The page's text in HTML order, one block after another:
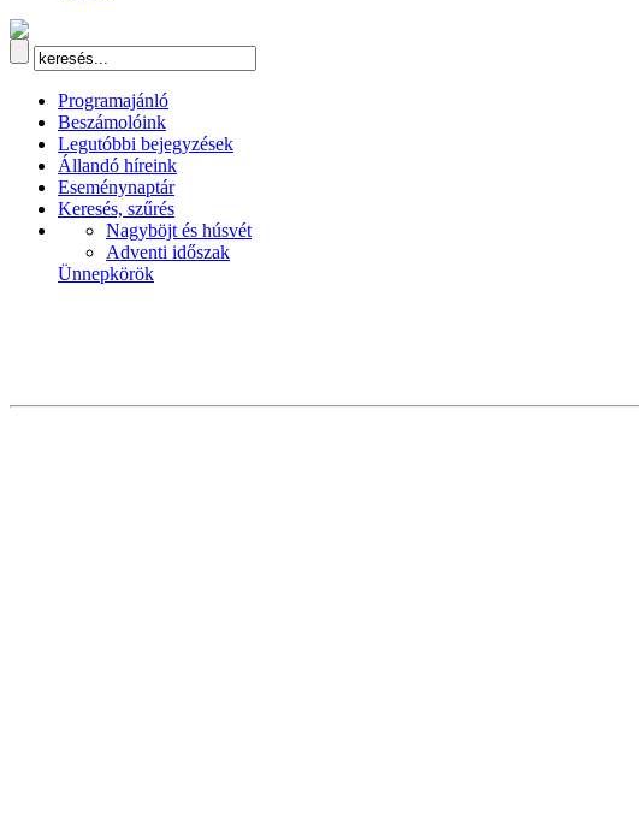
Programajánló
Beszámolóink
Legutóbbi bejegyzések
Állandó híreink
Eseménynaptár
Keresés, szűrés
Nagyböjt és húsvét
Adventi időszak
Ünnepkörök